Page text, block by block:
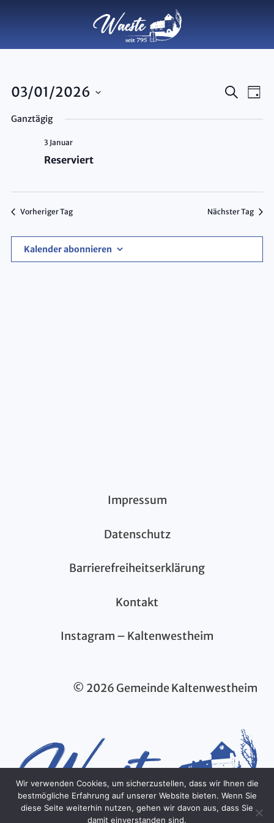
SucheTag
03/01/2026
wählen.
Ganztägig
3 Januar
Reserviert
Vorheriger Tag Nächster Tag
Kalender abonnieren
Impressum
Datenschutz
Barrierefreiheitserklärung
Kontakt
Instagram – Kaltenwestheim
© 2026 Gemeinde Kaltenwestheim
Wir verwenden Cookies, um sicherzustellen, dass wir Ihnen die
bestmögliche Erfahrung auf unserer Website bieten. Wenn Sie
diese Seite weiterhin nutzen, gehen wir davon aus, dass Sie
damit einverstanden sind.